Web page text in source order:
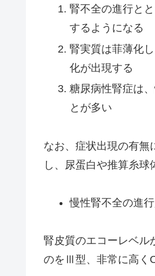
腎不全の進行と
するようになる
腎実質は菲薄化
化が出現する
糖尿病性腎症は
とが多い
なお、症状出現の有無
し、尿蛋白や推算糸球
慢性腎不全の進
腎皮質のエコーレベ
のをⅢ型、非常に高く